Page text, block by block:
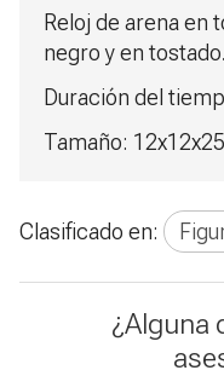
Reloj de arena en
negro y en tostado.
Duración del
Tamaño: 12x12x25
Clasificado en:
¿Alguna